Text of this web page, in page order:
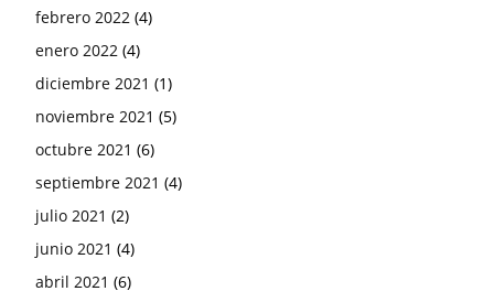
febrero 2022 (4)
enero 2022 (4)
diciembre 2021 (1)
noviembre 2021 (5)
octubre 2021 (6)
septiembre 2021 (4)
julio 2021 (2)
junio 2021 (4)
abril 2021 (6)